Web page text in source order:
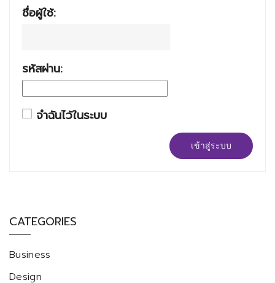
ชื่อผู้ใช้:
รหัสผ่าน:
จำฉันไว้ในระบบ
เข้าสู่ระบบ
CATEGORIES
Business
Design